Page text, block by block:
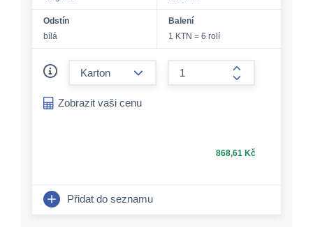
Odstín
bílá
Balení
1 KTN = 6 rolí
form.increase-
Zobrazit vaši cenu
868,61 Kč
Přidat do seznamu